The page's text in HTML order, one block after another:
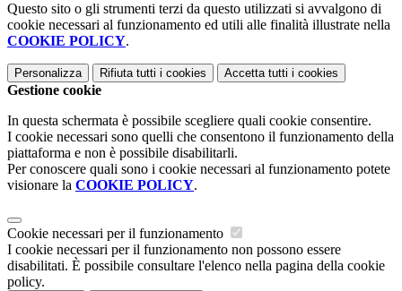
Questo sito o gli strumenti terzi da questo utilizzati si avvalgono di
cookie necessari al funzionamento ed utili alle finalità illustrate nella
COOKIE POLICY.
Personalizza Rifiuta tutti i cookies Accetta tutti i cookies
Gestione cookie
In questa schermata è possibile scegliere quali cookie consentire.
I cookie necessari sono quelli che consentono il funzionamento della
piattaforma e non è possibile disabilitarli.
Per conoscere quali sono i cookie necessari al funzionamento potete
visionare la COOKIE POLICY.
Cookie necessari per il funzionamento
I cookie necessari per il funzionamento non possono essere
disabilitati. È possibile consultare l'elenco nella pagina della cookie
policy.